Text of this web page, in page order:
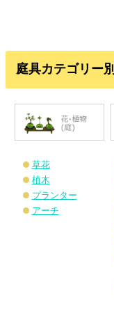
庭具カテゴリー別
草花
植木
プランター
アーチ